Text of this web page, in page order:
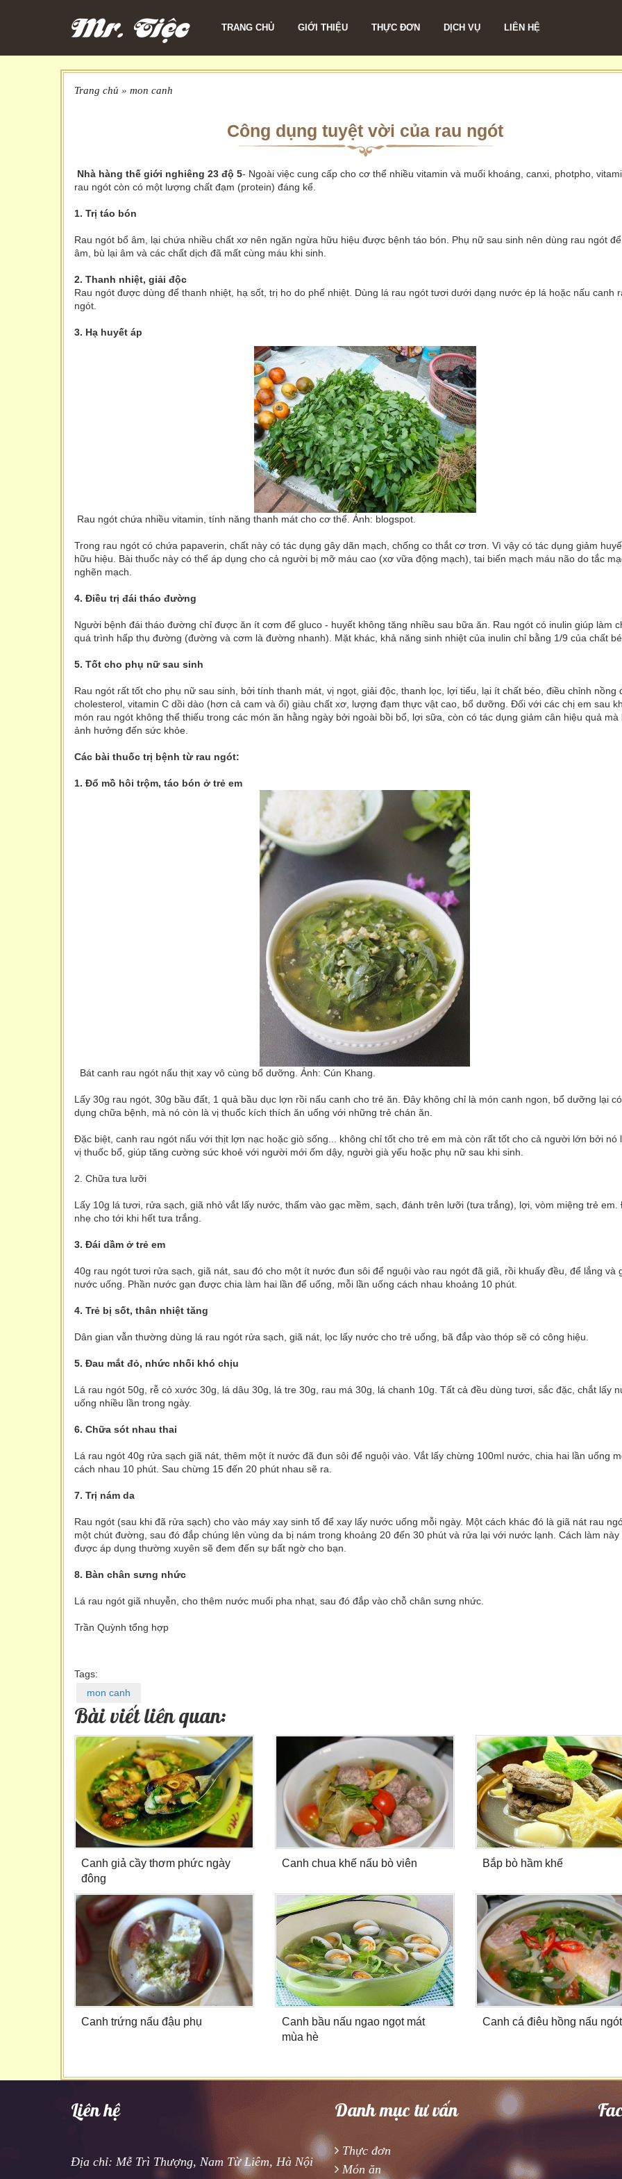
TRANG CHỦ GIỚI THIỆU THỰC ĐƠN DỊCH VỤ LIÊN HỆ
Trang chủ » mon canh
Công dụng tuyệt vời của rau ngót
Nhà hàng thế giới nghiêng 23 độ 5- Ngoài việc cung cấp cho cơ thể nhiều vitamin và muối khoáng, canxi, photpho,
rau ngót còn có một lượng chất đạm (protein) đáng kể.
1. Trị táo bón
Rau ngót bổ âm, lại chứa nhiều chất xơ nên ngăn ngừa hữu hiệu được bệnh táo bón. Phụ nữ sau sinh nên dùng rau ngót
âm, bù lại âm và các chất dịch đã mất cùng máu khi sinh.
2. Thanh nhiệt, giải độc
Rau ngót được dùng để thanh nhiệt, hạ sốt, trị ho do phế nhiệt. Dùng lá rau ngót tươi dưới dạng nước ép lá hoặc nấu canh
ngót.
3. Hạ huyết áp
Rau ngót chứa nhiều vitamin, tính năng thanh mát cho cơ thể. Ảnh: blogspot.
Trong rau ngót có chứa papaverin, chất này có tác dụng gây dãn mạch, chống co thắt cơ trơn. Vì vậy có tác dụng giảm
hữu hiệu. Bài thuốc này có thể áp dụng cho cả người bị mỡ máu cao (xơ vữa động mạch), tai biến mạch máu não do tắc
nghẽn mạch.
4. Điều trị đái tháo đường
Người bệnh đái tháo đường chỉ được ăn ít cơm để gluco - huyết không tăng nhiều sau bữa ăn. Rau ngót có inulin giúp làm
quá trình hấp thụ đường (đường và cơm là đường nhanh). Mặt khác, khả năng sinh nhiệt của inulin chỉ bằng 1/9 của chất
5. Tốt cho phụ nữ sau sinh
Rau ngót rất tốt cho phụ nữ sau sinh, bởi tính thanh mát, vị ngọt, giải độc, thanh lọc, lợi tiểu, lại ít chất béo, điều chỉnh nồng
cholesterol, vitamin C dồi dào (hơn cả cam và ổi) giàu chất xơ, lượng đạm thực vật cao, bổ dưỡng. Đối với các chị em sau
món rau ngót không thể thiếu trong các món ăn hằng ngày bởi ngoài bồi bổ, lợi sữa, còn có tác dụng giảm cân hiệu quả mà
ảnh hưởng đến sức khỏe.
Các bài thuốc trị bệnh từ rau ngót:
1. Đổ mồ hôi trộm, táo bón ở trẻ em
Bát canh rau ngót nấu thịt xay vô cùng bổ dưỡng. Ảnh: Cún Khang.
Lấy 30g rau ngót, 30g bầu đất, 1 quả bầu dục lợn rồi nấu canh cho trẻ ăn. Đây không chỉ là món canh ngon, bổ dưỡng lại
dụng chữa bệnh, mà nó còn là vị thuốc kích thích ăn uống với những trẻ chán ăn.
Đặc biệt, canh rau ngót nấu với thịt lợn nạc hoặc giò sống... không chỉ tốt cho trẻ em mà còn rất tốt cho cả người lớn bởi nó
vị thuốc bổ, giúp tăng cường sức khoẻ với người mới ốm dậy, người già yếu hoặc phụ nữ sau khi sinh.
2. Chữa tưa lưỡi
Lấy 10g lá tươi, rửa sạch, giã nhỏ vắt lấy nước, thấm vào gạc mềm, sạch, đánh trên lưỡi (tưa trắng), lợi, vòm miệng trẻ em.
nhẹ cho tới khi hết tưa trắng.
3. Đái dầm ở trẻ em
40g rau ngót tươi rửa sạch, giã nát, sau đó cho một ít nước đun sôi để nguội vào rau ngót đã giã, rồi khuấy đều, để lắng và
nước uống. Phần nước gạn được chia làm hai lần để uống, mỗi lần uống cách nhau khoảng 10 phút.
4. Trẻ bị sốt, thân nhiệt tăng
Dân gian vẫn thường dùng lá rau ngót rửa sạch, giã nát, lọc lấy nước cho trẻ uống, bã đắp vào thóp sẽ có công hiệu.
5. Đau mắt đỏ, nhức nhối khó chịu
Lá rau ngót 50g, rễ cỏ xước 30g, lá dâu 30g, lá tre 30g, rau má 30g, lá chanh 10g. Tất cả đều dùng tươi, sắc đặc, chắt lấy
uống nhiều lần trong ngày.
6. Chữa sót nhau thai
Lá rau ngót 40g rửa sạch giã nát, thêm một ít nước đã đun sôi để nguội vào. Vắt lấy chừng 100ml nước, chia hai lần uống
cách nhau 10 phút. Sau chừng 15 đến 20 phút nhau sẽ ra.
7. Trị nám da
Rau ngót (sau khi đã rửa sạch) cho vào máy xay sinh tố để xay lấy nước uống mỗi ngày. Một cách khác đó là giã nát rau
một chút đường, sau đó đắp chúng lên vùng da bị nám trong khoảng 20 đến 30 phút và rửa lại với nước lạnh. Cách làm này
được áp dụng thường xuyên sẽ đem đến sự bất ngờ cho bạn.
8. Bàn chân sưng nhức
Lá rau ngót giã nhuyễn, cho thêm nước muối pha nhạt, sau đó đắp vào chỗ chân sưng nhức.
Trần Quỳnh tổng hợp
Tags:
mon canh
Bài viết liên quan:
Canh giả cầy thơm phức ngày
đông
Canh chua khế nấu bò viên Bắp bò hầm khế
Canh trứng nấu đậu phụ
Canh bầu nấu ngao ngọt mát
mùa hè
Canh cá điêu hồng nấu ngót
Liên hệ
Địa chỉ: Mễ Trì Thượng, Nam Từ Liêm, Hà Nội
Danh mục tư vấn
Thực đơn
Món ăn